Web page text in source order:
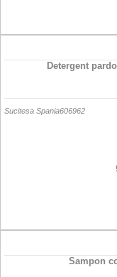
Detergent
Sucitesa Spania606962
Sampon